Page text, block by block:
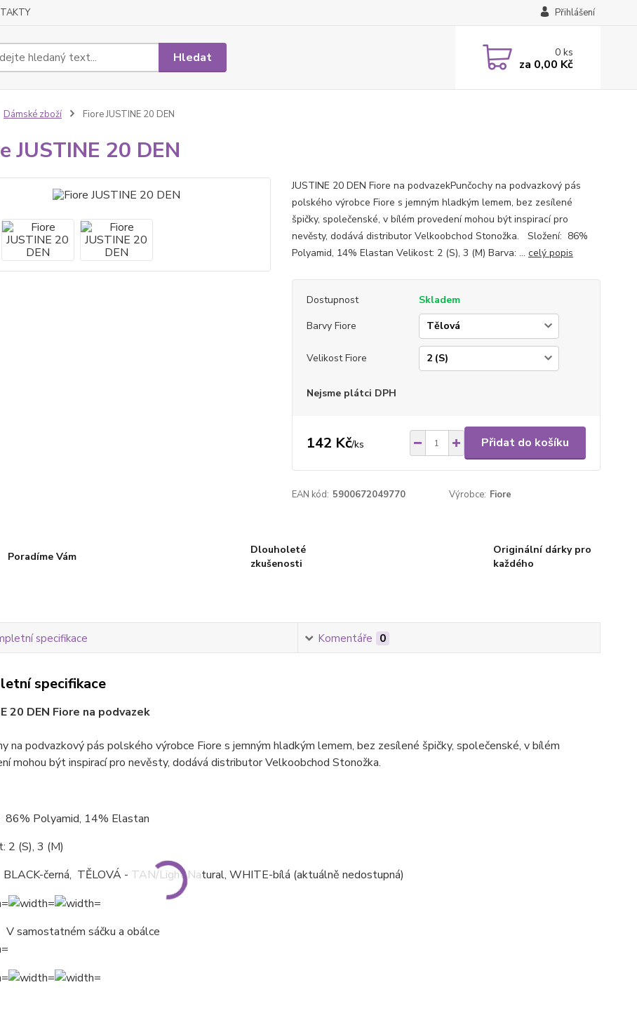
Přihlášení
Hledat 0ks
za 0,00 Kč
Dámské zboží Fiore JUSTINE 20 DEN
JUSTINE 20 DEN
JUSTINE 20 DEN Fiore na podvazekPunčochy na podvazkový pás
polského výrobce Fiore s jemným hladkým lemem, bez zesílené
špičky, společenské, v bílém provedení mohou být inspirací pro
nevěsty, dodává distributor Velkoobchod Stonožka. Složení: 86%
Polyamid, 14% Elastan Velikost: 2 (S), 3 (M) Barva: ... celý popis
Dostupnost
Skladem
Barvy Fiore
Velikost Fiore
Nejsme plátci DPH
142 Kč/ks Přidat do košíku
EAN kód: 5900672049770 Výrobce: Fiore
Poradíme Vám
Dlouholeté
zkušenosti
Originální dárky pro
každého
specifikace Komentáře 0
specifikace
20 DEN Fiore na podvazek
na podvazkový pás polského výrobce Fiore s jemným hladkým lemem, bez zesílené špičky, společenské, v bílém
mohou být inspirací pro nevěsty, dodává distributor Velkoobchod Stonožka.
86% Polyamid, 14% Elastan
2 (S), 3 (M)
černá, TĚLOVÁ - TAN/Light Natural, WHITE-bílá (aktuálně nedostupná)
samostatném sáčku a obálce